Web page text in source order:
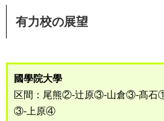
有力校の展望
國學院大學
区間：尾熊②-辻原③-山倉③-髙石
③-上原④